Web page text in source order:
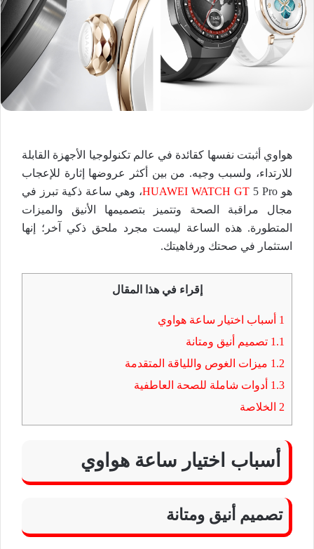
هواوي أثبتت نفسها كقائدة في عالم تكنولوجيا الأجهزة القابلة
للارتداء، ولسبب وجيه. من بين أكثر عروضها إثارة للإعجاب
هو
HUAWEI WATCH GT5 Pro، وهي ساعة ذكية تبرز في
مجال مراقبة الصحة وتتميز بتصميمها الأنيق والميزات
المتطورة. هذه الساعة ليست مجرد ملحق ذكي آخر؛ إنها
استثمار في صحتك ورفاهيتك.
إقراء في هذا المقال
1 أسباب اختيار ساعة هواوي
1.1 تصميم أنيق ومتانة
1.2 ميزات الغوص واللياقة المتقدمة
1.3 أدوات شاملة للصحة العاطفية
2 الخلاصة
أسباب اختيار ساعة هواوي
تصميم أنيق ومتانة